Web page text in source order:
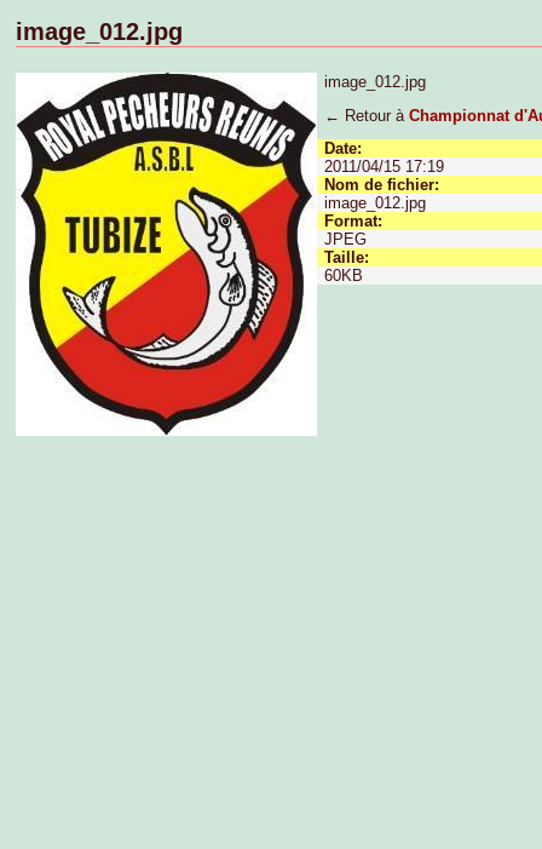
image_012.jpg
image_012.jpg
← Retour àChampionnat
Date:
2011/04/15 17:19
Nom de fichier:
image_012.jpg
Format:
JPEG
Taille:
60KB